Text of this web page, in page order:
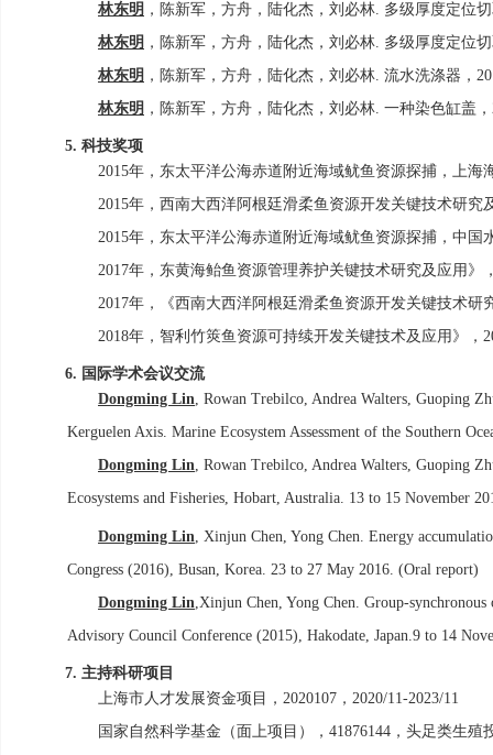
林东明 ，陈新军，方舟，陆化杰，刘必林. 多级厚度定位
林东明 ，陈新军，方舟，陆化杰，刘必林. 多级厚度定位
林东明 ，陈新军，方舟，陆化杰，刘必林. 流水洗涤器，
林东明 ，陈新军，方舟，陆化杰，刘必林. 一种染色缸盖，
5. 科技奖项
2015年，东太平洋公海赤道附近海域鱿鱼资源探捕，上
2015年，西南大西洋阿根廷滑柔鱼资源开发关键技术研究
2015年，东太平洋公海赤道附近海域鱿鱼资源探捕，中
2017年，东黄海鲐鱼资源管理养护关键技术研究及应用》
2017年，《西南大西洋阿根廷滑柔鱼资源开发关键技术
2018年，智利竹筴鱼资源可持续开发关键技术及应用》，
6. 国际学术会议交流
Dongming Lin, Rowan Trebilco, Andrea Walters, Guoping
Kerguelen Axis. Marine Ecosystem Assessment of the Southern
Dongming Lin, Rowan Trebilco, Andrea Walters, Guoping
Ecosystems and Fisheries, Hobart, Australia. 13 to 15 November
Dongming Lin , Xinjun Chen, Yong Chen. Energy
Congress (2016), Busan, Korea. 23 to 27 May 2016. (Oral report)
Dongming Lin Xinjun Chen, Yong Chen. Group-
Advisory Council Conference (2015), Hakodate, Japan.9 to 14
7. 主持科研项目
上海市人才发展资金项目， 2020107 ， 2020/11-2023/11
国家自然科学基金（面上项目）， 41876144 ，头足类生殖